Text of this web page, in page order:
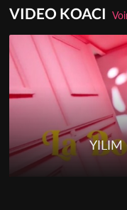
VIDEO KOACI
YILIM